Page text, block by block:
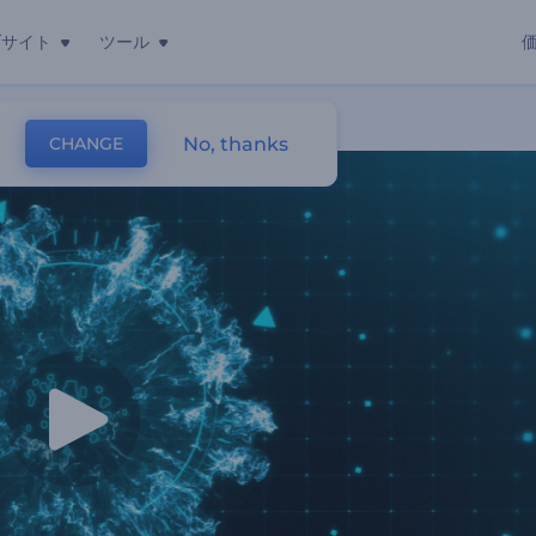
イト ツール
CHANGE No, thanks